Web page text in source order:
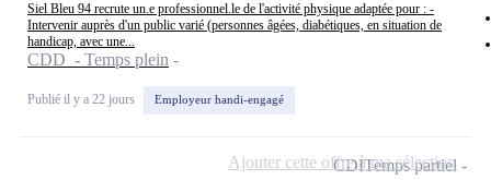
Siel Bleu 94 recrute un.e professionnel.le de l'activité physique adaptée pour : -
Intervenir auprès d'un public varié (personnes âgées, diabétiques, en situation de
handicap, avec une...
CDD - Temps plein
Publié il y a 22 jours Employeur handi-engagé
CDITemps partiel
Ajouter cette offre à ma sélection